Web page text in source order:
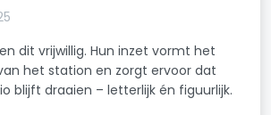
dit vrijwillig. Hun inzet vormt het
het station en zorgt ervoor dat
blijft draaien – letterlijk én figuurlijk.